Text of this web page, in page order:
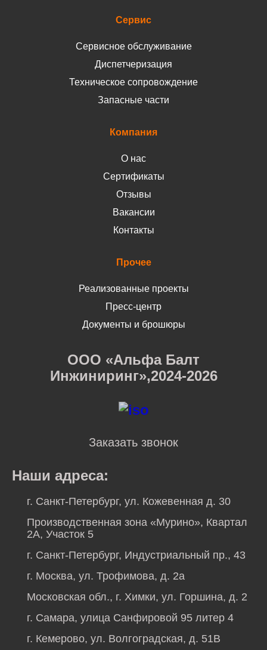
Сервис
Сервисное обслуживание
Диспетчеризация
Техническое сопровождение
Запасные части
Компания
О нас
Сертификаты
Отзывы
Вакансии
Контакты
Прочее
Реализованные проекты
Пресс-центр
Документы и брошюры
ООО «Альфа Балт
Инжиниринг»,2024-2026
Заказать звонок
Наши адреса:
г. Санкт-Петербург, ул. Кожевенная д. 30
Производственная зона «Мурино», Квартал
2А, Участок 5
г. Санкт-Петербург, Индустриальный пр., 43
г. Москва, ул. Трофимова, д. 2а
Московская обл., г. Химки, ул. Горшина, д. 2
г. Самара, улица Санфировой 95 литер 4
г. Кемерово, ул. Волгоградская, д. 51В